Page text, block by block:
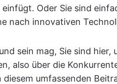
Oder Sie sind
nach innovativen
sein mag, Sie sind
also über die
diesem umfassenden